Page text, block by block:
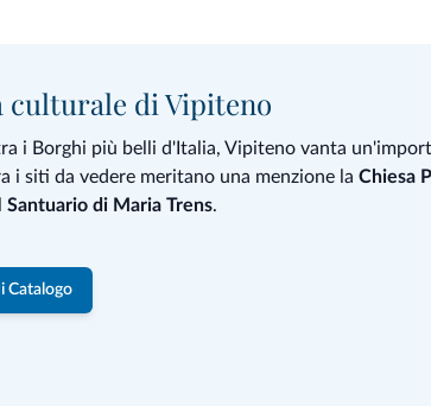
culturale di Vipiteno
i Borghi più belli d'Italia, Vipiteno vanta
i siti da vedere meritano una menzione laChiesa
Santuario di Maria Trens.
Catalogo